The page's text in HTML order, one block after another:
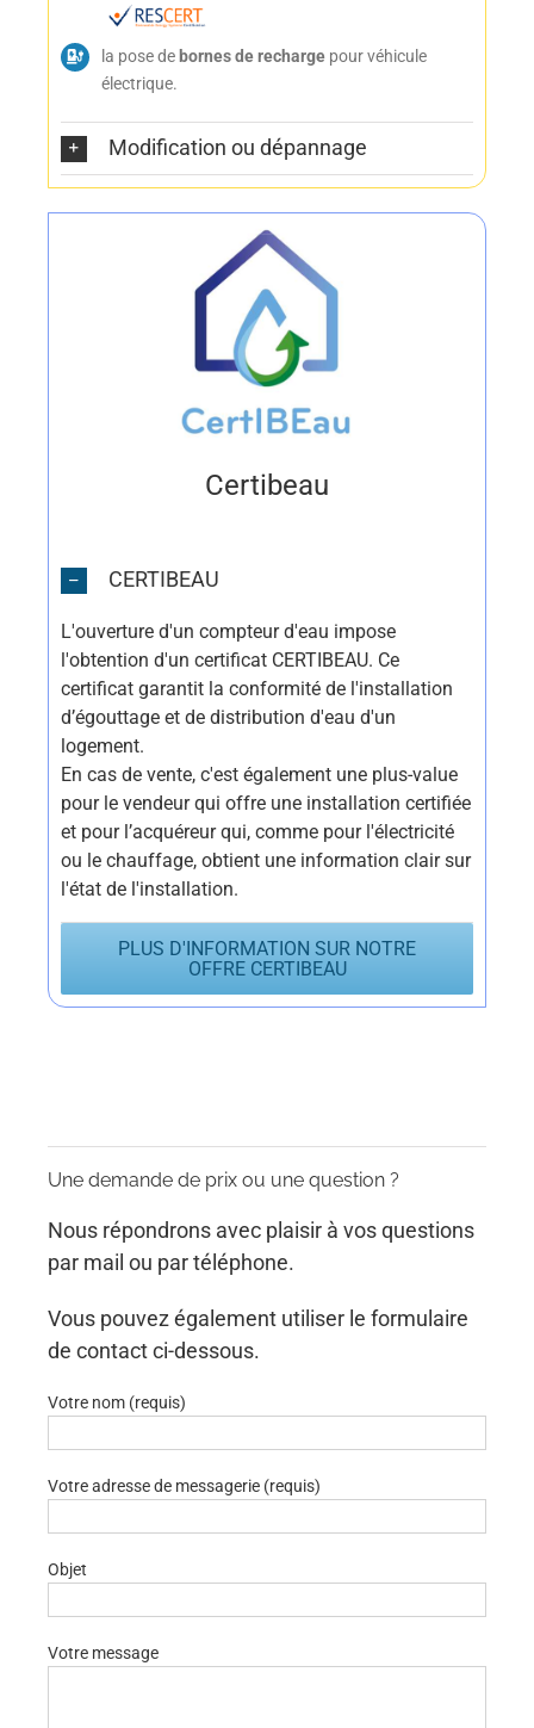
la pose de bornes de rechargepour véhicule
électrique.
Modification ou dépannage
Certibeau
CERTIBEAU
L'ouverture d'un compteur d'eau impose
l'obtention d'un certificat CERTIBEAU. Ce
certificat garantit la conformité de l'installation
d’égouttage et de distribution d'eau d'un
logement.
En cas de vente, c'est également une plus-value
pour le vendeur qui offre une installation certifiée
et pour l’acquéreur qui, comme pour l'électricité
ou le chauffage, obtient une information clair sur
l'état de l'installation.
PLUS D'INFORMATION SUR NOTRE
OFFRE CERTIBEAU
Une demande de prix ou une question ?
Nous répondrons avec plaisir à vos questions
par mail ou par téléphone.
Vous pouvez également utiliser le formulaire
de contact ci-dessous.
Votre nom (requis)
Votre adresse de messagerie (requis)
Objet
Votre message